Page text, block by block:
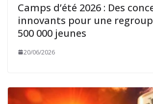
Camps d’été 2026 : Des
innovants pour une
500 000 jeunes
20/06/2026